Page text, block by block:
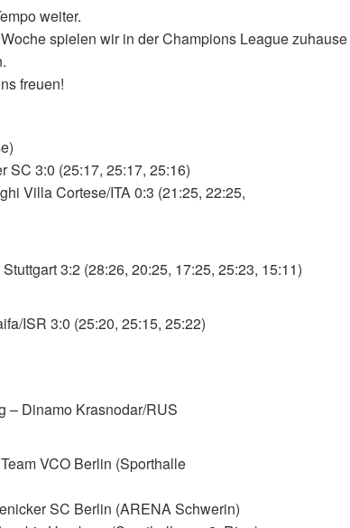
weiter.
spielen wir in der Champions League
freuen!
SC 3:0 (25:17, 25:17, 25:16)
Villa Cortese/ITA 0:3 (21:25, 22:25,
3:2 (28:26, 20:25, 17:25, 25:23, 15:11)
ISR 3:0 (25:20, 25:15, 25:22)
– Dinamo Krasnodar/RUS
VCO Berlin (Sporthalle
SC Berlin (ARENA Schwerin)